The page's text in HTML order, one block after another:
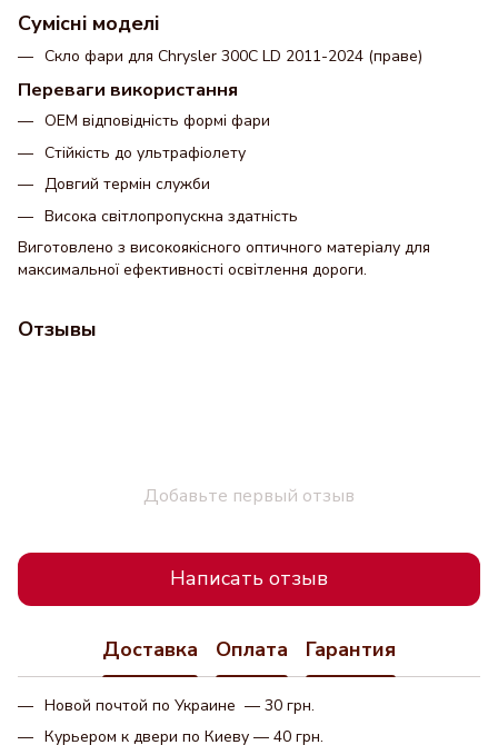
Сумісні моделі
Скло фари для Chrysler 300C LD 2011-2024 (праве)
Переваги використання
OEM відповідність формі фари
Стійкість до ультрафіолету
Довгий термін служби
Висока світлопропускна здатність
Виготовлено з високоякісного оптичного матеріалу для
максимальної ефективності освітлення дороги.
Отзывы
Добавьте первый отзыв
Написать отзыв
Доставка Оплата Гарантия
Новой почтой по Украине — 30 грн.
Курьером к двери по Киеву — 40 грн.